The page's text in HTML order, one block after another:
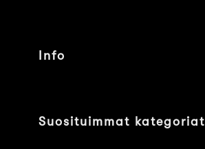
Info
Suosituimmat kategoriat